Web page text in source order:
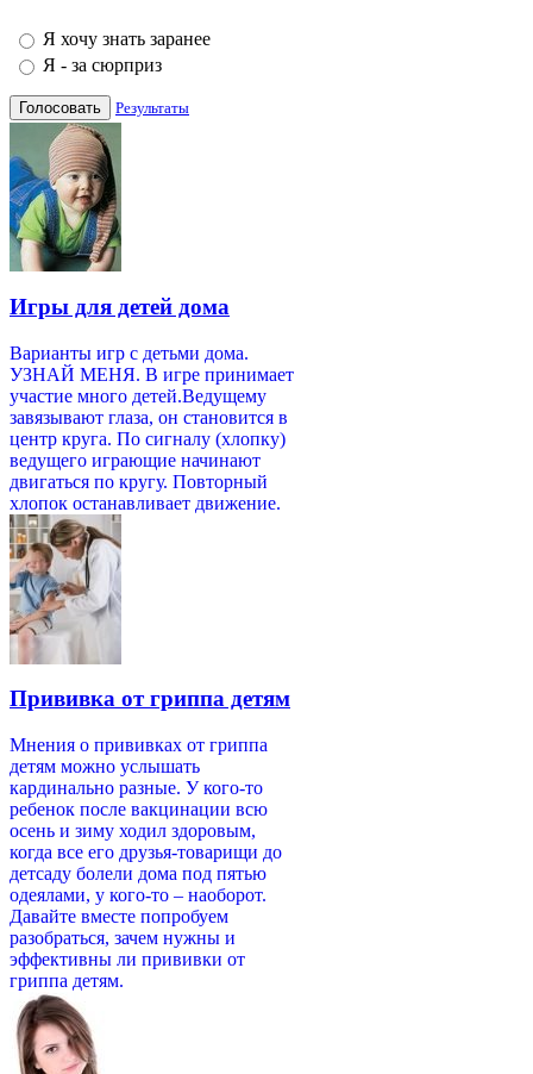
Я хочу знать заранее
Я - за сюрприз
Результаты
Игры для детей дома
Варианты игр с детьми дома.
УЗНАЙ МЕНЯ. В игре принимает
участие много детей.Ведущему
завязывают глаза, он становится в
центр круга. По сигналу (хлопку)
ведущего играющие начинают
двигаться по кругу. Повторный
хлопок останавливает движение.
Прививка от гриппа детям
Мнения о прививках от гриппа
детям можно услышать
кардинально разные. У кого-то
ребенок после вакцинации всю
осень и зиму ходил здоровым,
когда все его друзья-товарищи до
детсаду болели дома под пятью
одеялами, у кого-то – наоборот.
Давайте вместе попробуем
разобраться, зачем нужны и
эффективны ли прививки от
гриппа детям.